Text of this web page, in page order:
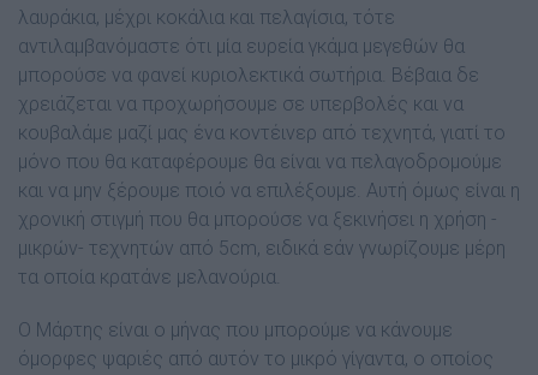
λαυράκια, µέχρι κοκάλια και πελαγίσια, τότε
αντιλαµβανόµαστε ότι µία ευρεία γκάµα µεγεθών θα
µπορούσε να φανεί κυριολεκτικά σωτήρια. Βέβαια δε
χρειάζεται να προχωρήσουµε σε υπερβολές και να
κουβαλάµε µαζί µας ένα κοντέινερ από τεχνητά, γιατί το
µόνο που θα καταφέρουµε θα είναι να πελαγοδροµούµε
και να µην ξέρουµε ποιό να επιλέξουµε. Αυτή όµως είναι η
χρονική στιγµή που θα µπορούσε να ξεκινήσει η χρήση -
µικρών- τεχνητών από 5cm, ειδικά εάν γνωρίζουµε µέρη
τα οποία κρατάνε µελανούρια.
Ο Μάρτης είναι ο µήνας που µπορούµε να κάνουµε
όµορφες ψαριές από αυτόν το µικρό γίγαντα, ο οποίος